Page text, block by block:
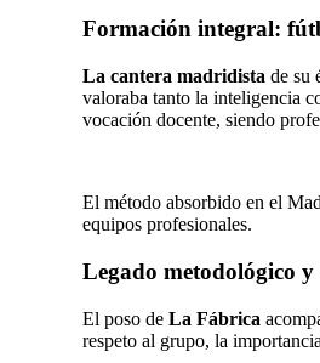
Formación integral:
La cantera madridista de su
valoraba tanto la inteligencia
vocación docente, siendo
El método absorbido en el
equipos profesionales.
Legado metodológico
El poso de La Fábrica
respeto al grupo, la